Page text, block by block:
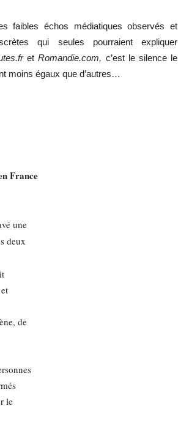
faibles échos médiatiques observés et
qui seules pourraient expliquer
etRomandie.com, c’est le silence le
moins égaux que d’autres…
France
une
deux
de
le